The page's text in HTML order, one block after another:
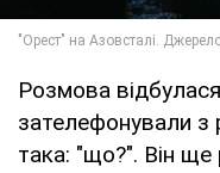
Розмова
зателефонували з
така: "що?". Він ще